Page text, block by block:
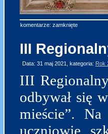
komentarze: zamknięte
III
Data: 31 maj 2021, kategoria: Rok
III
odbywał się
mieście”.
uczniowie